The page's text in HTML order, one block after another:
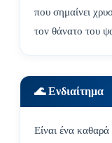
που σημαίνει
τον θάνατο του
🌊 Ενδιαίτημα
Είναι ένα καθαρά